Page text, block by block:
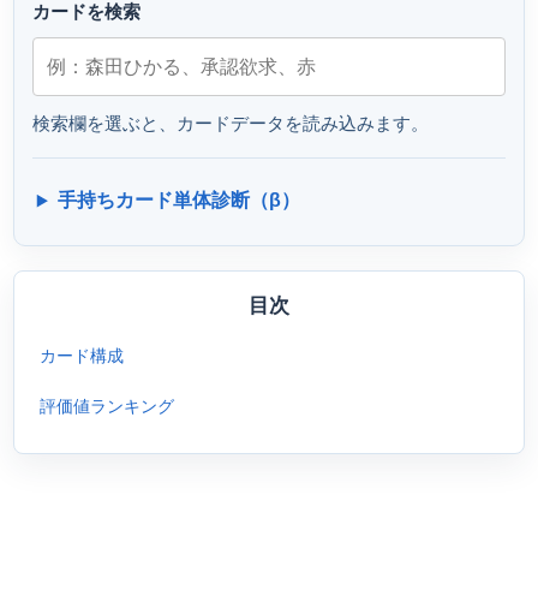
カードを検索
検索欄を選ぶと、カードデータを読み込みます。
手持ちカード単体診断（β）
目次
カード構成
評価値ランキング